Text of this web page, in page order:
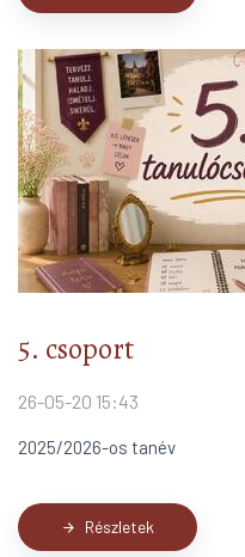
5. csoport
26-05-20 15:43
2025/2026-os tanév
arrow_forward Részletek